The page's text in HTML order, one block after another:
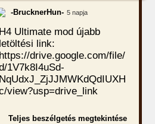
-BrucknerHun- 5 napja
H4 Ultimate mod újabb
letöltési link:
https://drive.google.com/file/
1V7k8I4uSd-
NqUdxJ_ZjJJMWKdQdIUXH
view?usp=drive_link
Teljes beszélgetés megtekintése